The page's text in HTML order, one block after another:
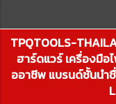
TPQTOOLS-
ฮาร์ดแวร์ เครื่องมือ
ออาชีพ แบรนด์ชั้นนำ